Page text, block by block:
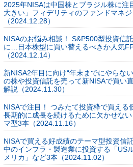
2025年NISAは中国株とブラジル株に注
大きい」フィデリティのファンドマネ
（2024.12.28）
NISAのお悩み相談！ S&P500型投資信
に…日本株型に買い替えるべきか人気
（2024.12.14）
新NISA2年目に向け“年末までにやらな
の株や投資信託を売って新NISAで買い
解説（2024.11.30）
NISAで注目！ つみたて投資枠で買える
長期的に成長を続けるために欠かせな
マ型3本（2024.11.16）
NISAで買える好成績のテーマ型投資信
中のインフラ・製造業に投資する「US
メリカ」など3本（2024.11.02）